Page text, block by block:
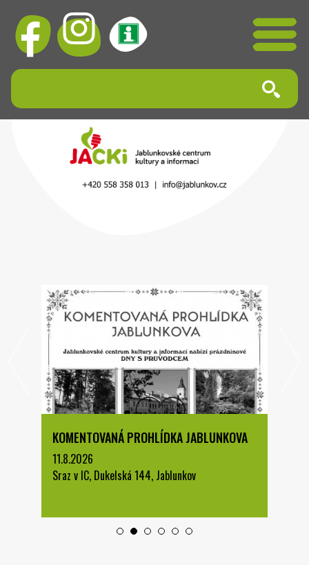
KOMENTOVANÁ PROHLÍDKA JABLUNKOVA
11.8.2026
Sraz v IC, Dukelská 144, Jablunkov